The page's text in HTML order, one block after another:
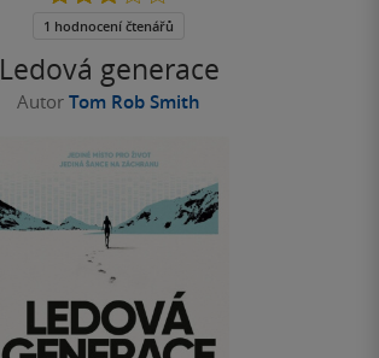
Ledová generace
Autor Tom Rob Smith
5
1 hodnocení čtenářů